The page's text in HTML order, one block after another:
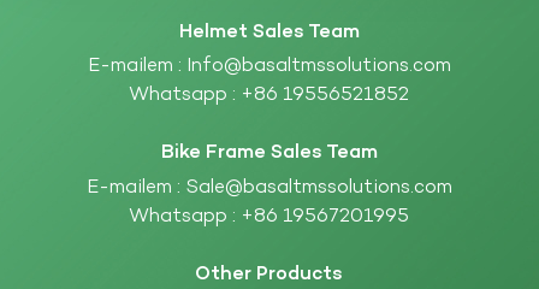
Helmet Sales Team
E-mailem : Info@basaltmssolutions.com
Whatsapp : +86 19556521852
Bike Frame Sales Team
E-mailem : Sale@basaltmssolutions.com
Whatsapp : +86 19567201995
Other Products